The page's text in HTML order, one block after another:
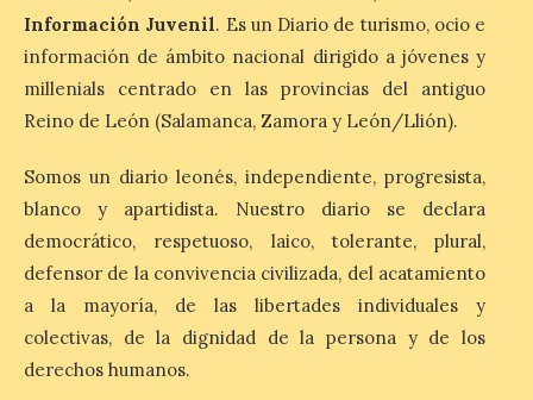
gallega de Merza, dedicado a la marimba y
la música de cámara. La Plaza del
Ayuntamiento de Ponferrada acogerá
MADO Madrid Orgullo
2026 vuelve a situarse
como uno de los
principales motores
económicos y turísticos de
Madrid
9 Ago 2026
Información Juvenil. Es un Diario de turismo, ocio e
información de ámbito nacional dirigido a jóvenes y
millenials centrado en las provincias del antiguo
Reino de León (Salamanca, Zamora y León/Llión).
Somos un diario leonés, independiente, progresista,
blanco y apartidista. Nuestro diario se declara
democrático, respetuoso, laico, tolerante, plural,
defensor de la convivencia civilizada, del acatamiento
a la mayoría, de las libertades individuales y
colectivas, de la dignidad de la persona y de los
derechos humanos.